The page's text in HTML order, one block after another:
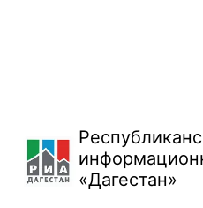
«Дагестан»